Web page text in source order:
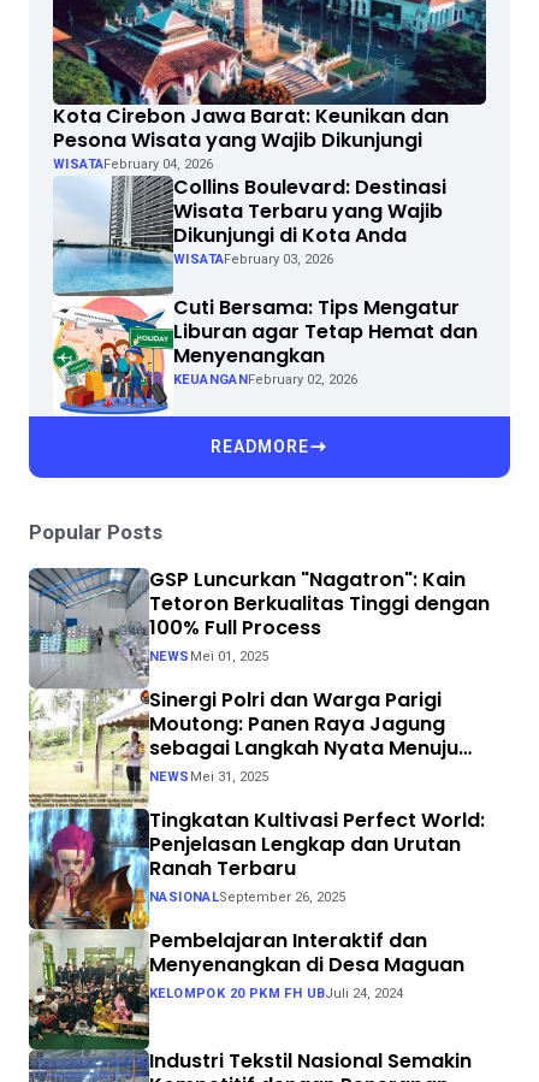
Kota Cirebon Jawa Barat: Keunikan dan
Pesona Wisata yang Wajib Dikunjungi
WISATAFebruary 04, 2026
Collins Boulevard: Destinasi
Wisata Terbaru yang Wajib
Dikunjungi di Kota Anda
WISATAFebruary 03, 2026
Cuti Bersama: Tips Mengatur
Liburan agar Tetap Hemat dan
Menyenangkan
KEUANGAN February 02, 2026
READMORE
Popular Posts
GSP Luncurkan "Nagatron": Kain
Tetoron Berkualitas Tinggi dengan
100% Full Process
NEWS Mei 01, 2025
Sinergi Polri dan Warga Parigi
Moutong: Panen Raya Jagung
sebagai Langkah Nyata Menuju
Swasembada Pangan
NEWS Mei 31, 2025
Tingkatan Kultivasi Perfect World:
Penjelasan Lengkap dan Urutan
Ranah Terbaru
NASIONALSeptember 26, 2025
Pembelajaran Interaktif dan
Menyenangkan di Desa Maguan
KELOMPOK 20 PKM FH UBJuli 24, 2024
Industri Tekstil Nasional Semakin